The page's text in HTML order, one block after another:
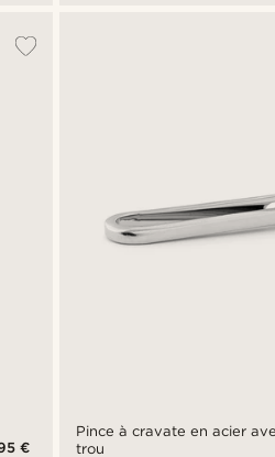
€
Pince à cravate en acier
trou